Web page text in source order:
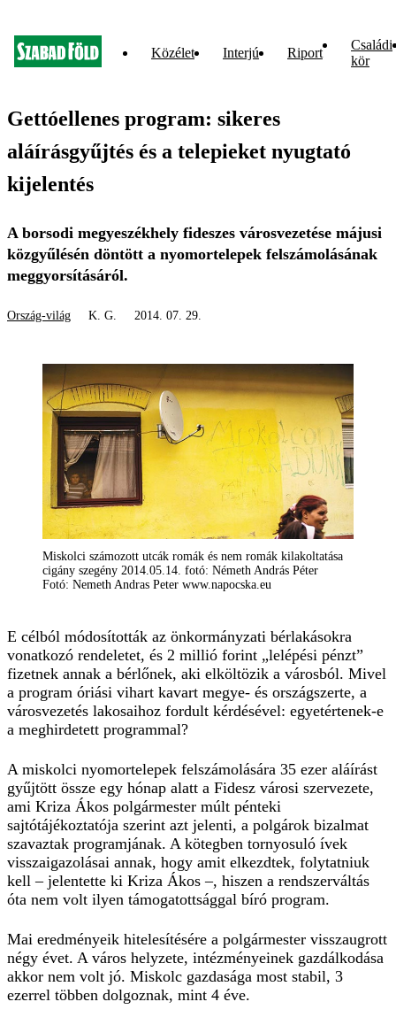
Közélet Interjú Riport
Családi
kör
Gettóellenes program: sikeres
aláírásgyűjtés és a telepieket nyugtató
kijelentés
A borsodi megyeszékhely fideszes városvezetése májusi
közgyűlésén döntött a nyomortelepek felszámolásának
meggyorsításáról.
Ország-világ K. G. 2014. 07. 29.
Miskolci számozott utcák romák és nem romák kilakoltatása
cigány szegény 2014.05.14. fotó: Németh András Péter
Fotó: Nemeth Andras Peter www.napocska.eu
E célból módosították az önkormányzati bérlakásokra
vonatkozó rendeletet, és 2 millió forint „lelépési pénzt”
fizetnek annak a bérlőnek, aki elköltözik a városból. Mivel
a program óriási vihart kavart megye- és országszerte, a
városvezetés lakosaihoz fordult kérdésével: egyetértenek-e
a meghirdetett programmal?
A miskolci nyomortelepek felszámolására 35 ezer aláírást
gyűjtött össze egy hónap alatt a Fidesz városi szervezete,
ami Kriza Ákos polgármester múlt pénteki
sajtótájékoztatója szerint azt jelenti, a polgárok bizalmat
szavaztak programjának. A kötegben tornyosuló ívek
visszaigazolásai annak, hogy amit elkezdtek, folytatniuk
kell – jelentette ki Kriza Ákos –, hiszen a rendszerváltás
óta nem volt ilyen támogatottsággal bíró program.
Mai eredményeik hitelesítésére a polgármester visszaugrott
négy évet. A város helyzete, intézményeinek gazdálkodása
akkor nem volt jó. Miskolc gazdasága most stabil, 3
ezerrel többen dolgoznak, mint 4 éve.